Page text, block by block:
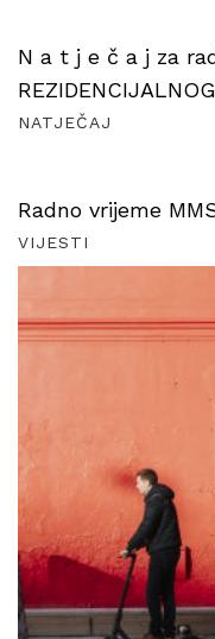
N a t j e č a j za
NATJEČAJ
Radno vrijeme
VIJESTI